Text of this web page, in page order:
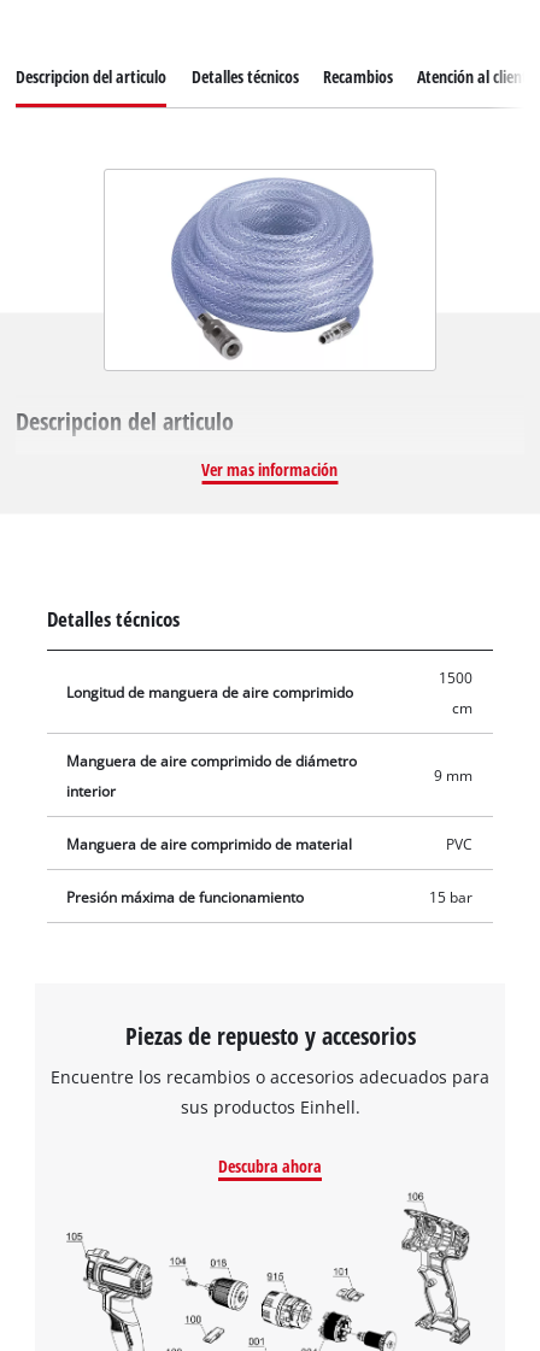
¡Necesitamos su consentimiento para
cargar el servicio Google Maps!
This content is not permitted to load due
to trackers that are not disclosed to the
Descripcion del articulo Detalles técnicos Recambios Atención al cliente
Descripcion del articulo
Ver mas información
Detalles técnicos
Longitud de manguera de aire comprimido
1500
cm
Manguera de aire comprimido de diámetro
interior
9 mm
Manguera de aire comprimido de material PVC
Presión máxima de funcionamiento 15 bar
Piezas de repuesto y accesorios
Encuentre los recambios o accesorios adecuados para
sus productos Einhell.
Descubra ahora